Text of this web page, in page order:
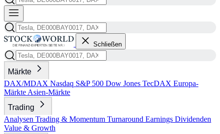
Schließen
Märkte
DAX/MDAX Nasdaq S&P 500 Dow Jones TecDAX Europa-
Märkte Asien-Märkte
Trading
Analysen Trading & Momentum Turnaround Earnings Dividenden
Value & Growth